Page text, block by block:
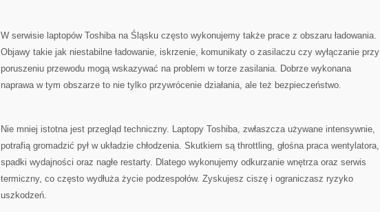
W serwisie laptopów Toshiba na Śląsku często wykonujemy także prace z obszaru ładowania.
Objawy takie jak niestabilne ładowanie, iskrzenie, komunikaty o zasilaczu czy wyłączanie przy
poruszeniu przewodu mogą wskazywać na problem w torze zasilania. Dobrze wykonana
naprawa w tym obszarze to nie tylko przywrócenie działania, ale też bezpieczeństwo.
Nie mniej istotna jest przegląd techniczny. Laptopy Toshiba, zwłaszcza używane intensywnie,
potrafią gromadzić pył w układzie chłodzenia. Skutkiem są throttling, głośna praca wentylatora,
spadki wydajności oraz nagłe restarty. Dlatego wykonujemy odkurzanie wnętrza oraz serwis
termiczny, co często wydłuża życie podzespołów. Zyskujesz ciszę i ograniczasz ryzyko
uszkodzeń.